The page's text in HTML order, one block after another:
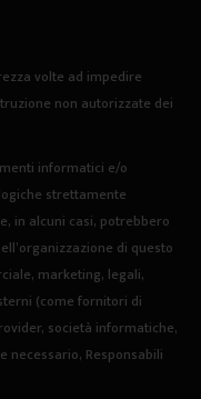
volte ad impedire
non autorizzate dei
informatici e/o
strettamente
in alcuni casi, potrebbero
di questo
marketing, legali,
(come fornitori di
società informatiche,
necessario, Responsabili